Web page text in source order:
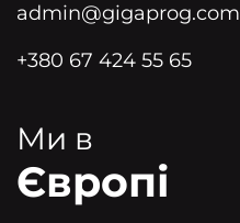
admin@gigaprog.com
+380 67 424 55 65
Ми в
Європі